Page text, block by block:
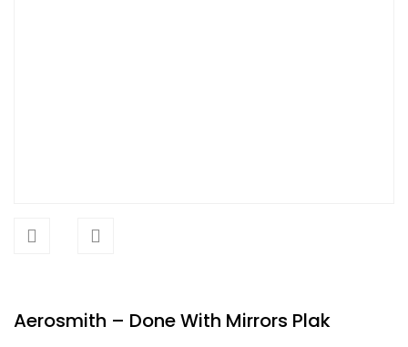
Aerosmith – Done With Mirrors Plak